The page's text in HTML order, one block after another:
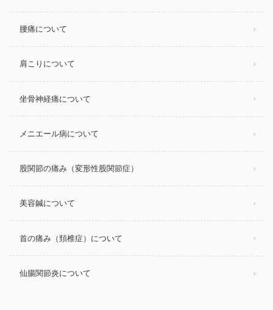
腰痛について
肩こりについて
坐骨神経痛について
メニエール病について
股関節の痛み（変形性股関節症）
美容鍼について
首の痛み（頚椎症）について
仙腸関節炎について